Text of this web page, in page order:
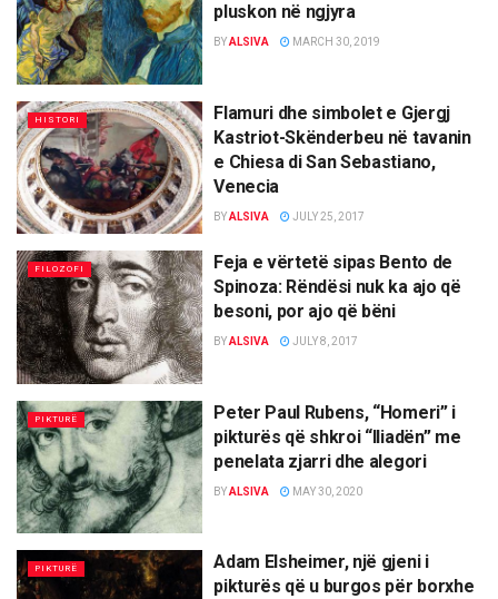
pluskon në ngjyra
BYALSIVA MARCH 30, 2019
HISTORI
Flamuri dhe simbolet e Gjergj
Kastriot-Skënderbeu në tavanin
e Chiesa di San Sebastiano,
Venecia
BYALSIVA JULY 25, 2017
FILOZOFI
Feja e vërtetë sipas Bento de
Spinoza: Rëndësi nuk ka ajo që
besoni, por ajo që bëni
BYALSIVA JULY 8, 2017
PIKTURË
Peter Paul Rubens, “Homeri” i
pikturës që shkroi “Iliadën” me
penelata zjarri dhe alegori
BYALSIVA MAY 30, 2020
PIKTURË
Adam Elsheimer, një gjeni i
pikturës që u burgos për borxhe